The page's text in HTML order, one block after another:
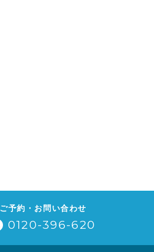
ご予約・お問い合わせ
0120-396-620